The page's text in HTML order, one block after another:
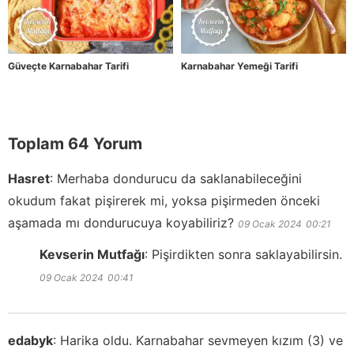
Güveçte Karnabahar Tarifi Karnabahar Yemeği Tarifi
Toplam 64 Yorum
Hasret: Merhaba dondurucu da saklanabileceğini
okudum fakat pişirerek mi, yoksa pişirmeden önceki
aşamada mı dondurucuya koyabiliriz? 09 Ocak 2024 00:21
Kevserin Mutfağı: Pişirdikten sonra saklayabilirsin.
09 Ocak 2024 00:41
edabyk: Harika oldu. Karnabahar sevmeyen kızım (3) ve